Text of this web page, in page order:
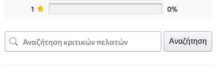
1
0%
Αναζήτηση